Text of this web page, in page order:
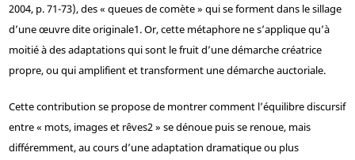
2004, p.71-73), des « queues de comète » qui se forment dans le sillage
d’une œuvre dite originale1. Or, cette métaphore ne s’applique qu’à
moitié à des adaptations qui sont le fruit d’une démarche créatrice
propre, ou qui amplifient et transforment une démarche auctoriale.
Cette contribution se propose de montrer comment l’équilibre discursif
entre « mots, images et rêves2» se dénoue puis se renoue, mais
différemment, au cours d’une adaptation dramatique ou plus